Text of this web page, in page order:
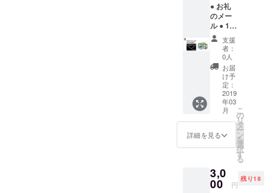
● お礼
のメー
ル ● 10
種類の
写真の
中から
写真を1
枚プレ
ゼント
支援
者：
0人
お届
け予
定：
2019
年03
月
詳細を見る
こ
の
リ
タ
ー
ン
を
選
択
す
る
3,0
00 円
残り18